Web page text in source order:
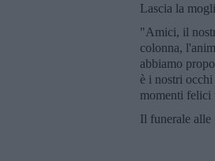
Lascia la
"Amici, il
colonna,
abbiamo
è i nostri
momenti felici
Il funerale alle